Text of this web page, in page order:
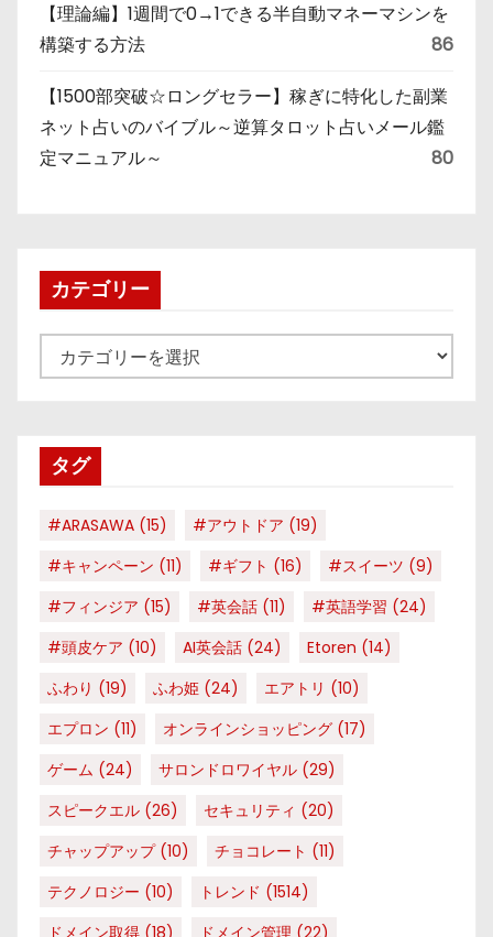
【理論編】1週間で0→1できる半自動マネーマシンを
構築する方法
86
【1500部突破☆ロングセラー】稼ぎに特化した副業
ネット占いのバイブル～逆算タロット占いメール鑑
定マニュアル～
80
カテゴリー
テ
ータグ
#ARASAWA (15) #アウトドア (19)
#キャンペーン (11) #ギフト (16) #スイーツ (9)
#フィンジア (15) #英会話 (11) #英語学習 (24)
#頭皮ケア (10) AI英会話 (24) Etoren (14)
ふわり (19) ふわ姫 (24) エアトリ (10)
エプロン (11) オンラインショッピング (17)
ゲーム (24) サロンドロワイヤル (29)
スピークエル (26) セキュリティ (20)
チャップアップ(10) チョコレート (11)
テクノロジー (10) トレンド (1514)
ドメイン取得 (18) ドメイン管理 (22)